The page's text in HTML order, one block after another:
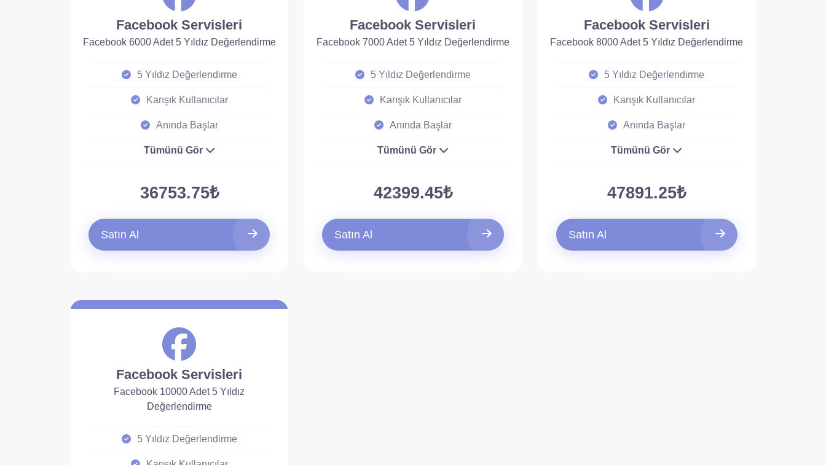
Facebook Servisleri
Facebook 6000 Adet 5 Yıldız Değerlendirme
5 Yıldız Değerlendirme
Karışık Kullanıcılar
Anında Başlar
Tümünü Gör
36753.75₺
Satın Al
Facebook Servisleri
Facebook 7000 Adet 5 Yıldız Değerlendirme
5 Yıldız Değerlendirme
Karışık Kullanıcılar
Anında Başlar
Tümünü Gör
42399.45₺
Satın Al
Facebook Servisleri
Facebook 8000 Adet 5 Yıldız Değerlendirme
5 Yıldız Değerlendirme
Karışık Kullanıcılar
Anında Başlar
Tümünü Gör
47891.25₺
Satın Al
Facebook Servisleri
Facebook 10000 Adet 5 Yıldız
Değerlendirme
5 Yıldız Değerlendirme